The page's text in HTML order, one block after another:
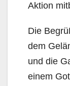
Aktion
Die
dem
und die
einem